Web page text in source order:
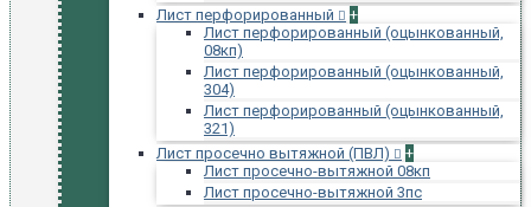
Лист перфорированный
+
Лист перфорированный (оцынкованный,
08кп)
Лист перфорированный (оцынкованный,
304)
Лист перфорированный (оцынкованный,
321)
Лист просечно вытяжной (ПВЛ)
+
Лист просечно-вытяжной 08кп
Лист просечно-вытяжной 3пс